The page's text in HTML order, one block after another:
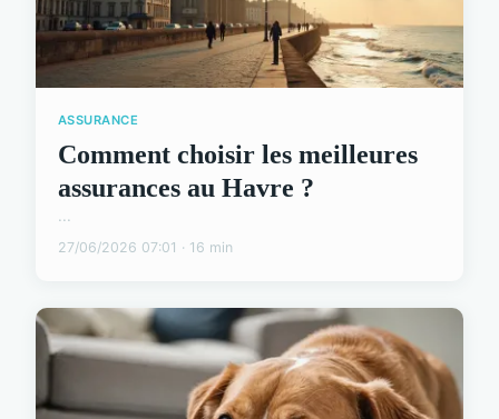
ASSURANCE
Comment choisir les meilleures
assurances au Havre ?
...
27/06/2026 07:01 · 16 min